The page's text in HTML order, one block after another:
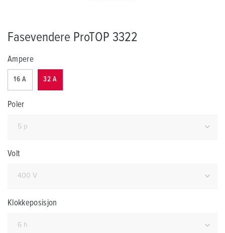
Fasevendere ProTOP 3322
Ampere
16 A 32 A
Poler
Volt
Klokkeposisjon